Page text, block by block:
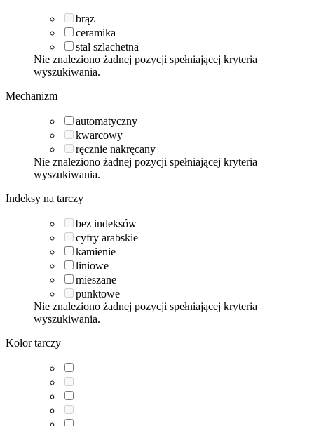
brąz
ceramika
stal szlachetna
Nie znaleziono żadnej pozycji spełniającej kryteria
wyszukiwania.
Mechanizm
automatyczny
kwarcowy
ręcznie nakręcany
Nie znaleziono żadnej pozycji spełniającej kryteria
wyszukiwania.
Indeksy na tarczy
bez indeksów
cyfry arabskie
kamienie
liniowe
mieszane
punktowe
Nie znaleziono żadnej pozycji spełniającej kryteria
wyszukiwania.
Kolor tarczy